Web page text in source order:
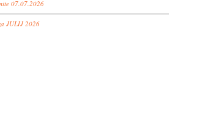
07.07.2026
JULIJ 2026